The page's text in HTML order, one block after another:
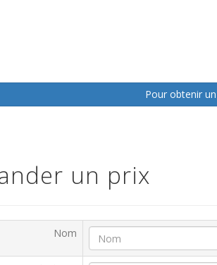
Pour obtenir
un prix
Nom